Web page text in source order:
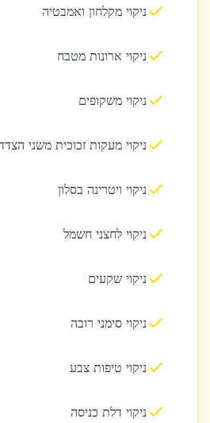
ניקוי מקלחון ואמבטיה
ניקוי ארונות מטבח
ניקוי משקופים
ניקוי מעקות זכוכית משני
ניקוי ויטרינה בסלון
ניקוי לחצני חשמל
ניקוי שקעים
ניקוי סימני רובה
ניקוי טיפות צבע
ניקוי דלת כניסה